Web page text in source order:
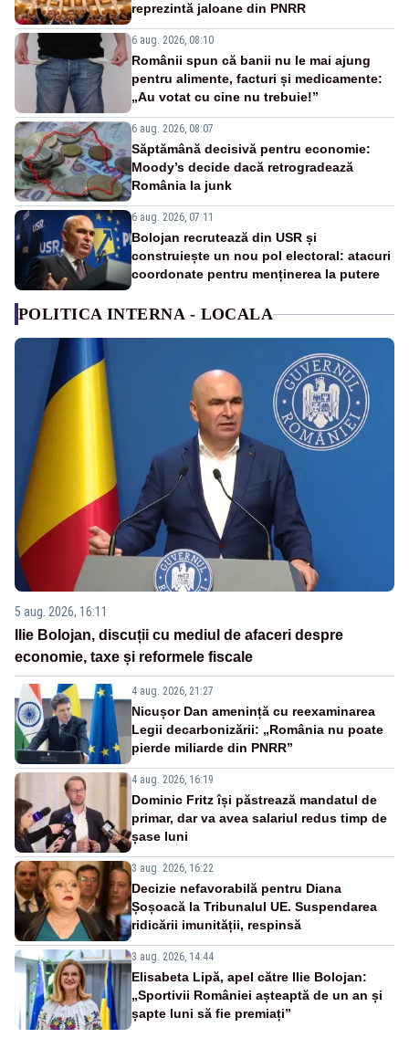
reprezintă jaloane din PNRR
6 aug. 2026, 08:10
Românii spun că banii nu le mai ajung
pentru alimente, facturi și medicamente:
„Au votat cu cine nu trebuie!”
6 aug. 2026, 08:07
Săptămână decisivă pentru economie:
Moody’s decide dacă retrogradează
România la junk
6 aug. 2026, 07:11
Bolojan recrutează din USR și
construiește un nou pol electoral: atacuri
coordonate pentru menținerea la putere
POLITICA INTERNA - LOCALA
5 aug. 2026, 16:11
Ilie Bolojan, discuții cu mediul de afaceri despre
economie, taxe și reformele fiscale
4 aug. 2026, 21:27
Nicușor Dan amenință cu reexaminarea
Legii decarbonizării: „România nu poate
pierde miliarde din PNRR”
4 aug. 2026, 16:19
Dominic Fritz își păstrează mandatul de
primar, dar va avea salariul redus timp de
șase luni
3 aug. 2026, 16:22
Decizie nefavorabilă pentru Diana
Șoșoacă la Tribunalul UE. Suspendarea
ridicării imunității, respinsă
3 aug. 2026, 14:44
Elisabeta Lipă, apel către Ilie Bolojan:
„Sportivii României așteaptă de un an și
șapte luni să fie premiați”